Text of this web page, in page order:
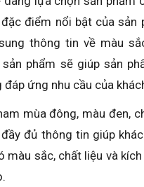
điểm nổi bật của sản
thông tin về màu
phẩm sẽ giúp sản
đáp ứng nhu cầu của
mùa đông, màu đen,
đủ thông tin giúp
màu sắc, chất liệu và